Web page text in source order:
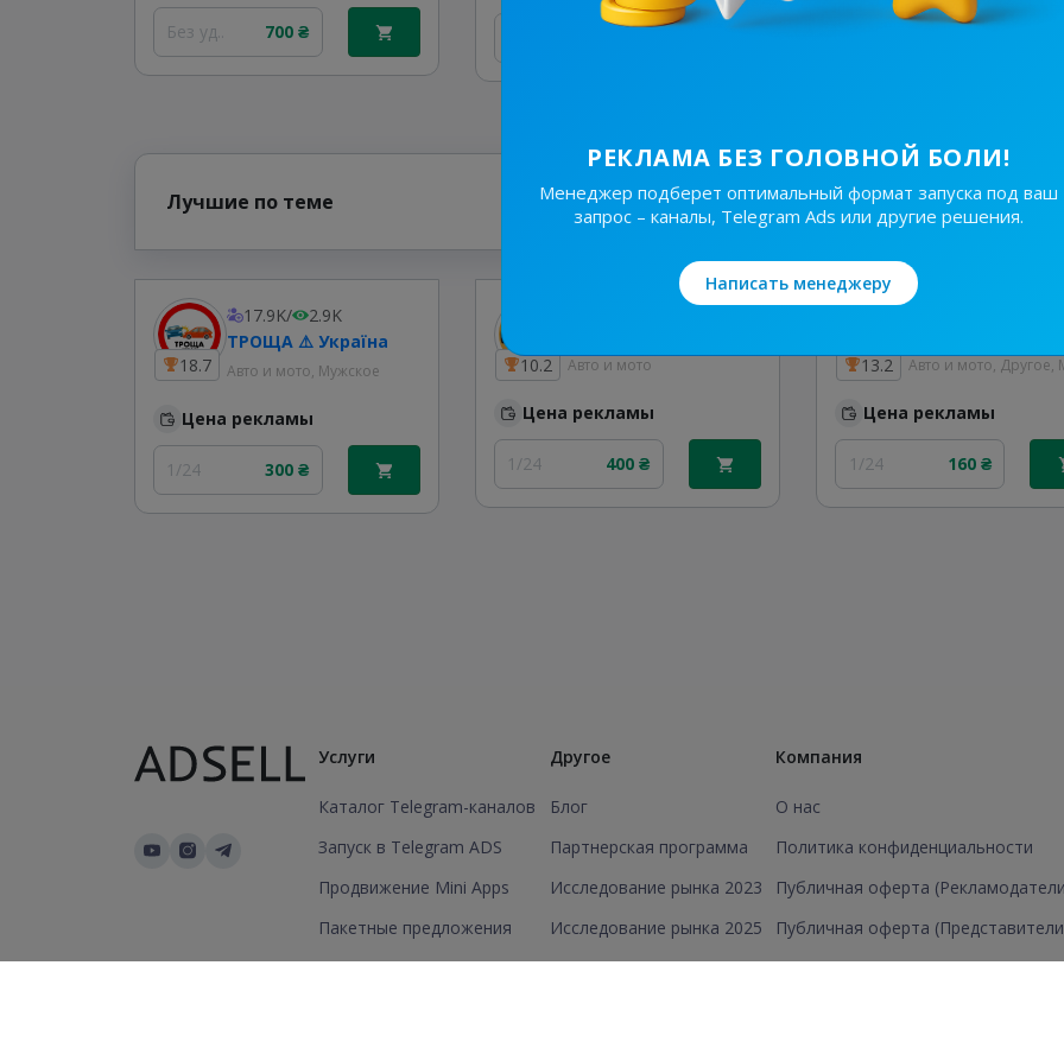
Без уд.. 700 ₴ 310 ₴
Лучшие по теме
18.7
17.9K/
2.9K
ТРОЩА ⚠️ Україна
Авто и мото, Мужское
Цена рекламы
1/24 300 ₴
10.2 Авто и мото
Цена рекламы
1/24 400 ₴
13.2
Цена рекламы
1/24 160 ₴
Услуги
Каталог Telegram-каналов
Запуск в Telegram ADS
Продвижение Mini Apps
Пакетные предложения
Добавить канал/группу
Другое
Блог
Партнерская программа
Исследование рынка 2023
Исследование рынка 2025
Компания
О нас
Политика конфиденциальности
Публичная оферта
Публичная оферта
РЕКЛАМА БЕЗ ГОЛОВНОЙ БОЛИ!
Менеджер подберет оптимальный формат запуска под ваш
запрос – каналы, Telegram Ads или другие решения.
Написать менеджеру